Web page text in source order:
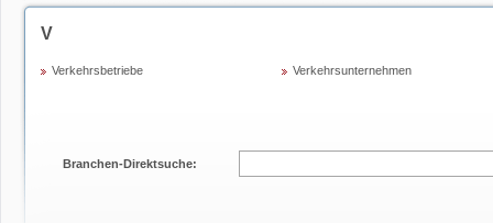
V
Verkehrsbetriebe Verkehrsunternehmen
Branchen-Direktsuche: